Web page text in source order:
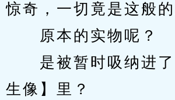
惊奇，一切竟是这般的
原本的实物呢？
是被暂时吸纳进了
生像】里？